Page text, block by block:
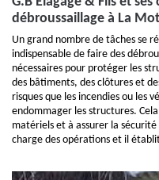
débroussaillage à La
Un grand nombre de tâches se
indispensable de faire des
nécessaires pour protéger les
des bâtiments, des clôtures et
risques que les incendies ou les
endommager les structures.
matériels et à assurer la
charge des opérations et il